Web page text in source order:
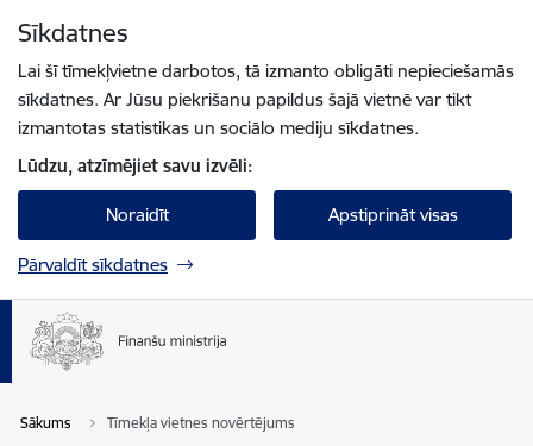
Sīkdatnes
Lai šī tīmekļvietne darbotos, tā izmanto obligāti nepieciešamās
sīkdatnes. Ar Jūsu piekrišanu papildus šajā vietnē var tikt
izmantotas statistikas un sociālo mediju sīkdatnes.
Lūdzu, atzīmējiet savu izvēli:
Noraidīt Apstiprināt visas
Pārvaldīt sīkdatnes
Sākums Tīmekļa vietnes novērtējums